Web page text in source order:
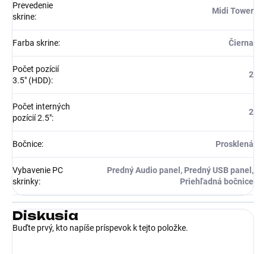
Prevedenie
skrine:
Midi Tower
Farba skrine: Čierna
Počet pozícií
3.5" (HDD):
2
Počet interných
pozícií 2.5":
2
Bočnice: Prosklená
Vybavenie PC
skrinky:
Predný Audio panel, Predný USB panel,
Priehľadná bočnice
Diskusia
Buďte prvý, kto napíše príspevok k tejto položke.